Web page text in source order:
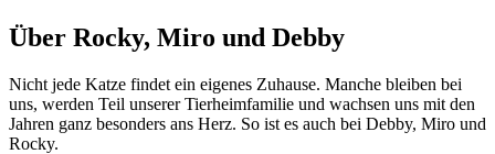
Über Rocky, Miro und Debby
Nicht jede Katze findet ein eigenes Zuhause. Manche bleiben bei
uns, werden Teil unserer Tierheimfamilie und wachsen uns mit den
Jahren ganz besonders ans Herz. So ist es auch bei Debby, Miro und
Rocky.